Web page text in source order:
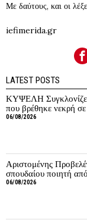
Με δαύτους, και οι
iefimerida.gr
LATEST POSTS
ΚΥΨΕΛΗ Συγκλονίζει
που βρέθηκε νεκρή
06/08/2026
Αριστομένης
σπουδαίου ποιητή
06/08/2026